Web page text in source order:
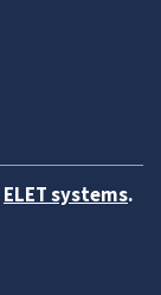
ELET systems.